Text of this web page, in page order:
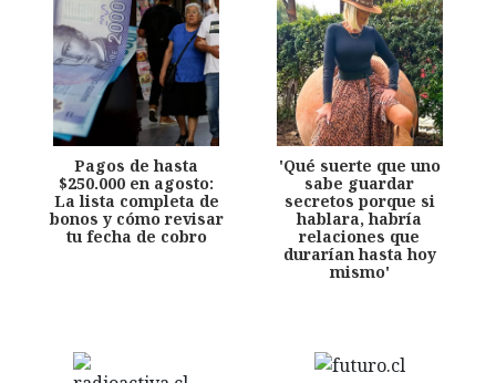
Pagos de hasta
$250.000 en agosto:
La lista completa de
bonos y cómo revisar
tu fecha de cobro
'Qué suerte que uno
sabe guardar
secretos porque si
hablara, habría
relaciones que
durarían hasta hoy
mismo'